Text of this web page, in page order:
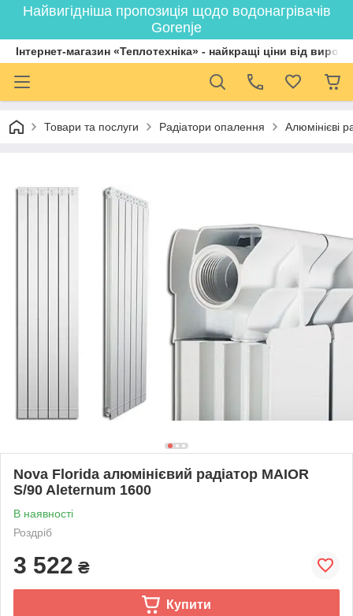
Найвигідніша пропозиція щодо водонагрівачів
Gorenje
Інтернет-магазин «Теплотехніка» - найкращі ціни від
Товари та послуги Радіатори опалення Алюмінієві
Nova Florida алюмінієвий радіатор MAIOR
S/90 Aleternum 1600
В наявності
Роздріб
3 522 ₴
Купити